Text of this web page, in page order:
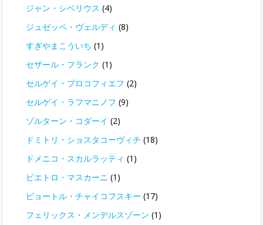
ジャン・シベリウス (4)
ジュゼッペ・ヴェルディ (8)
すぎやまこういち (1)
セザール・フランク (1)
セルゲイ・プロコフィエフ (2)
セルゲイ・ラフマニノフ (9)
ゾルターン・コダーイ (2)
ドミトリ・ショスタコーヴィチ (18)
ドメニコ・スカルラッティ (1)
ピエトロ・マスカーニ (1)
ピョートル・チャイコフスキー (17)
フェリックス・メンデルスゾーン (1)